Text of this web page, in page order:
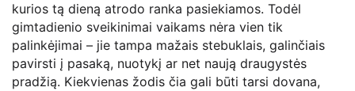
kurios tą dieną atrodo ranka pasiekiamos. Todėl
gimtadienio sveikinimai vaikams nėra vien tik
palinkėjimai – jie tampa mažais stebuklais, galinčiais
pavirsti į pasaką, nuotykį ar net naują draugystės
pradžią. Kiekvienas žodis čia gali būti tarsi dovana,